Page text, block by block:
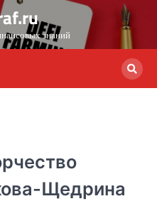
знаний
Щедрина